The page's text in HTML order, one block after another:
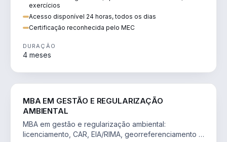
exercícios
Acesso disponível 24 horas, todos os dias
Certificação reconhecida pelo MEC
DURAÇÃO
4 meses
MBA EM GESTÃO E REGULARIZAÇÃO
AMBIENTAL
MBA em gestão e regularização ambiental:
licenciamento, CAR, EIA/RIMA, georreferenciamento e